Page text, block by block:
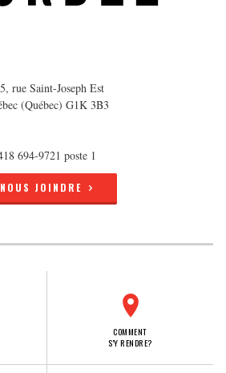
rue Saint-Joseph Est
(Québec) G1K 3B3
694-9721 poste 1
NOUS JOINDRE
COMMENT
S'Y RENDRE?